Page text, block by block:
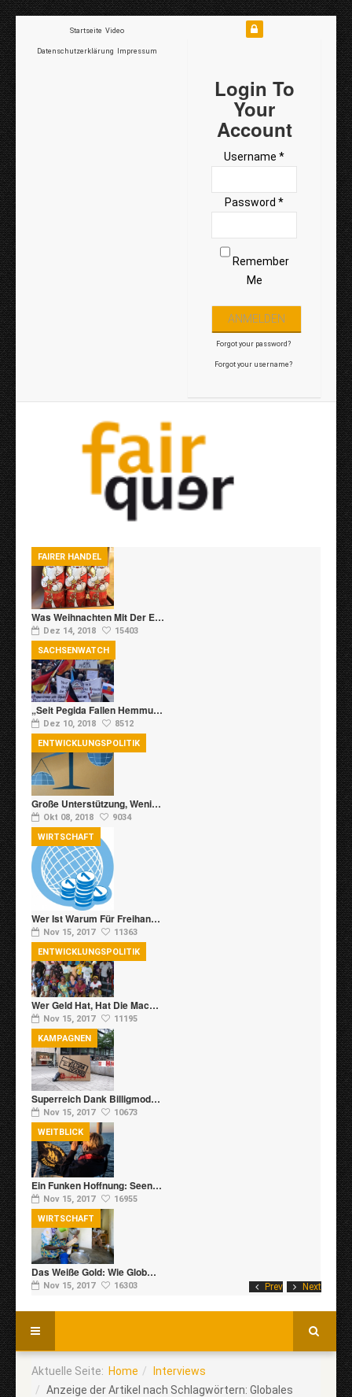
Startseite Video
Datenschutzerklärung Impressum
Login To
Your
Account
Username *
Password *
Remember
Me
Forgot your password?
Forgot your username?
Prev Next
Was Weihnachten Mit Der E…
Dez 14, 2018 15403
FAIRER HANDEL
„Seit Pegida Fallen Hemmu…
Dez 10, 2018 8512
SACHSENWATCH
Große Unterstützung, Weni…
Okt 08, 2018 9034
ENTWICKLUNGSPOLITIK
Wer Ist Warum Für Freihan…
Nov 15, 2017 11363
WIRTSCHAFT
Wer Geld Hat, Hat Die Mac…
Nov 15, 2017 11195
ENTWICKLUNGSPOLITIK
Superreich Dank Billigmod…
Nov 15, 2017 10673
KAMPAGNEN
Ein Funken Hoffnung: Seen…
Nov 15, 2017 16955
WEITBLICK
Das Weiße Gold: Wie Glob…
Nov 15, 2017 16303
WIRTSCHAFT
Aktuelle Seite: Home
Interviews
Anzeige der Artikel nach Schlagwörtern: Globales